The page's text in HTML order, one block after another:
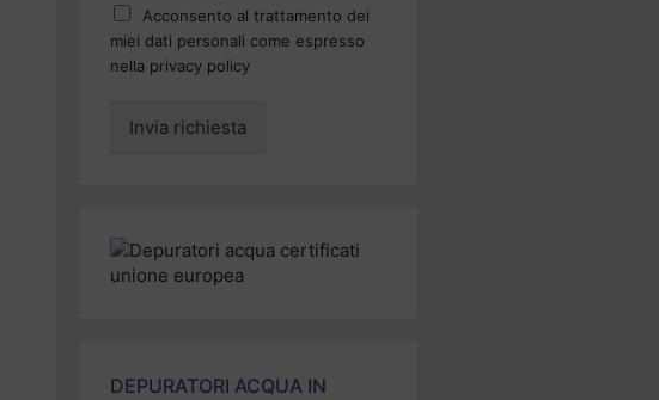
Acconsento al trattamento dei
miei dati personali come espresso
nella privacy policy
Invia richiesta
DEPURATORI ACQUA IN